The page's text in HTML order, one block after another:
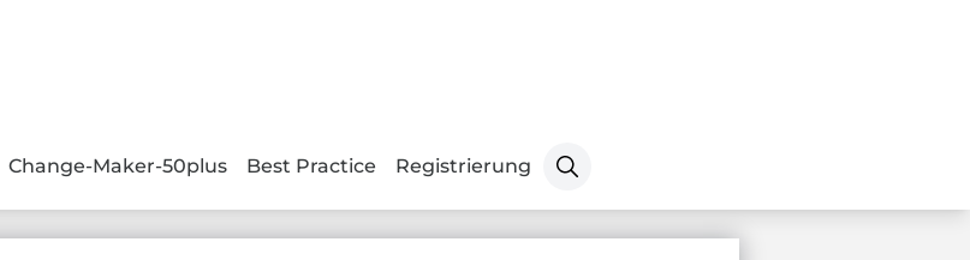
Change-Maker-50plus Best Practice Registrierung
Senden